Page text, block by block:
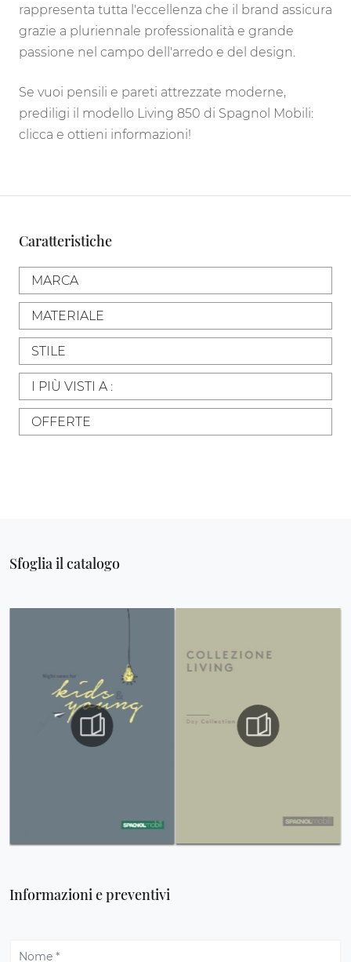
Se vuoi pensili e pareti attrezzate moderne,
prediligi il modello Living 850 di Spagnol Mobili:
clicca e ottieni informazioni!
rappresenta tutta l'eccellenza che il brand assicura
grazie a pluriennale professionalità e grande
passione nel campo dell'arredo e del design.
Caratteristiche
MARCA
MATERIALE
STILE
I PIÙ VISTI A :
OFFERTE
Sfoglia il catalogo
Informazioni e preventivi